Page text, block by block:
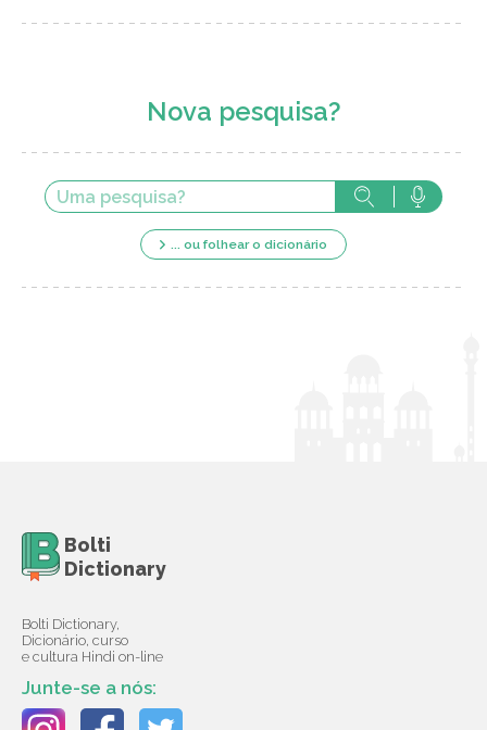
Nova pesquisa?
... ou folhear o dicionário
Bolti
Dictionary
Bolti Dictionary,
Dicionário, curso
e cultura Hindi on-line
Junte-se a nós: